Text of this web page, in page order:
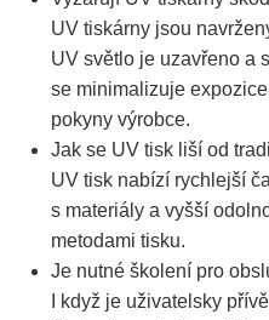
UV tiskárny jsou
UV světlo je uzavřeno a
se minimalizuje
pokyny výrobce.
Jak se UV tisk liší od
UV tisk nabízí rychlejší
s materiály a vyšší
metodami tisku.
Je nutné školení pro
I když je uživatelsky